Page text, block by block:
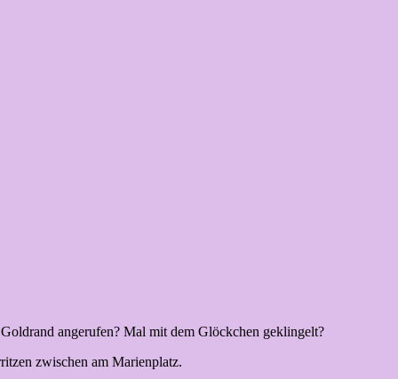
angerufen? Mal mit dem Glöckchen geklingelt?
zwischen am Marienplatz.